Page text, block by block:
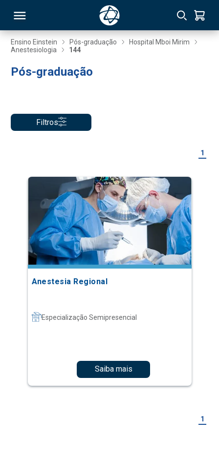
Ensino Einstein Pós-graduação
Hospital Mboi Mirim
Anestesiologia
144
Pós-graduação
Filtros
1
Anestesia Regional
Especialização Semipresencial
Saiba mais
1